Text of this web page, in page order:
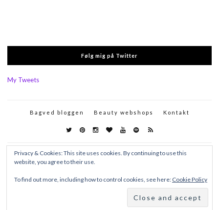
Følg mig på Twitter
My Tweets
Bagved bloggen Beauty webshops Kontakt
Privacy & Cookies: This site uses cookies. By continuing to use this
website, you agree to their use.
To find out more, including how to control cookies, see here: Cookie Policy